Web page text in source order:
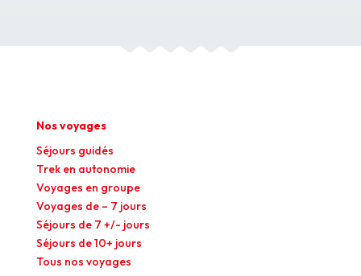
Nos voyages
Séjours guidés
Trek en autonomie
Voyages en groupe
Voyages de – 7 jours
Séjours de 7 +/- jours
Séjours de 10+ jours
Tous nos voyages